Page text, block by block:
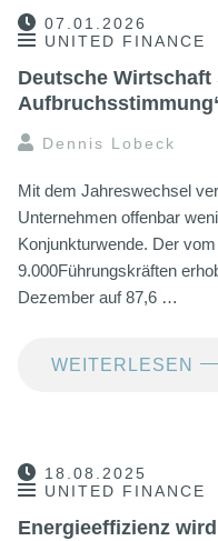
07.01.2026
UNITED FINANCE
Deutsche Wirtschaft
Dennis Lobeck
Mit dem Jahreswechsel
Unternehmen offenbar
Konjunkturwende. Der
9.000Führungskräften
Dezember auf 87,6 …
WEITERLESEN
18.08.2025
UNITED FINANCE
Energieeffizienz